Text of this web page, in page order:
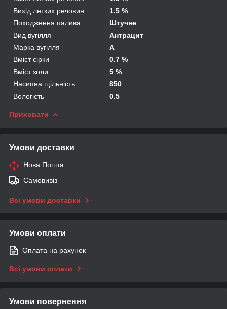
Вихід летких речовин
1.5 %
Походження палива
Штучне
Вид вугілля
Антрацит
Марка вугілля
А
Вміст сірки
0.7 %
Вміст золи
5 %
Насипна щільність
850
Вологість
0.5
Приховати
Умови доставки
Нова Пошта
Самовивіз
Всі умови доставки
Умови оплати
Оплата на рахунок
Всі умови оплати
Умови повернення